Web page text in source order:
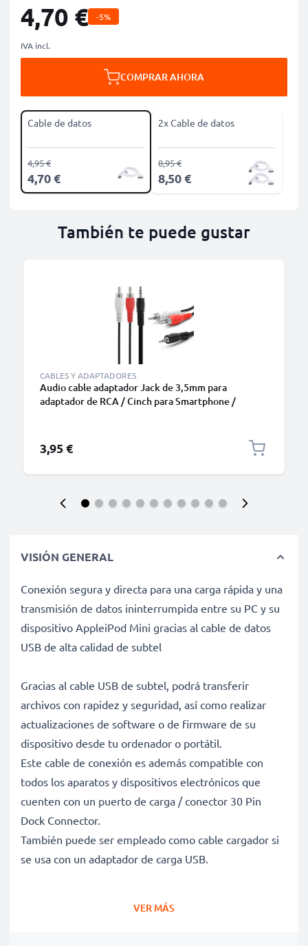
4,70 € -5%
IVA incl.
COMPRAR AHORA
Cable de datos
4,70 €
4,95 €
2x Cable de datos
8,50 €
8,95 €
También te puede gustar
CABLES Y ADAPTADORES
Audio cable adaptador Jack de 3,5mm para
adaptador de RCA / Cinch para Smartphone /
3,95 €
VISIÓN GENERAL
Conexión segura y directa para una carga rápida y una
transmisión de datos ininterrumpida entre su PC y su
dispositivo AppleiPod Mini gracias al cable de datos
USB de alta calidad de subtel
Gracias al cable USB de subtel, podrá transferir
archivos con rapidez y seguridad, así como realizar
actualizaciones de software o de firmware de su
dispositivo desde tu ordenador o portátil.
Este cable de conexión es además compatible con
todos los aparatos y dispositivos electrónicos que
cuenten con un puerto de carga / conector 30 Pin
Dock Connector.
También puede ser empleado como cable cargador si
se usa con un adaptador de carga USB.
VER MÁS